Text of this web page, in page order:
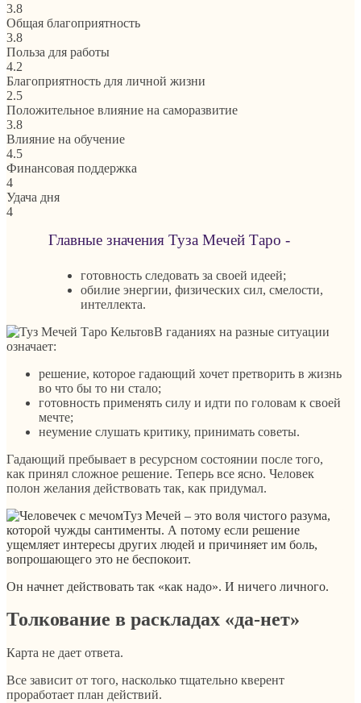
3.8
Общая благоприятность
3.8
Польза для работы
4.2
Благоприятность для личной жизни
2.5
Положительное влияние на саморазвитие
3.8
Влияние на обучение
4.5
Финансовая поддержка
4
Удача дня
4
Главные значения Туза Мечей Таро -
готовность следовать за своей идеей;
обилие энергии, физических сил, смелости,
интеллекта.
В гаданиях на разные ситуации
означает:
решение, которое гадающий хочет претворить в жизнь
во что бы то ни стало;
готовность применять силу и идти по головам к своей
мечте;
неумение слушать критику, принимать советы.
Гадающий пребывает в ресурсном состоянии после того,
как принял сложное решение. Теперь все ясно. Человек
полон желания действовать так, как придумал.
Туз Мечей – это воля чистого разума,
которой чужды сантименты. А потому если решение
ущемляет интересы других людей и причиняет им боль,
вопрошающего это не беспокоит.
Он начнет действовать так «как надо». И ничего личного.
Толкование в раскладах «да-нет»
Карта не дает ответа.
Все зависит от того, насколько тщательно кверент
проработает план действий.